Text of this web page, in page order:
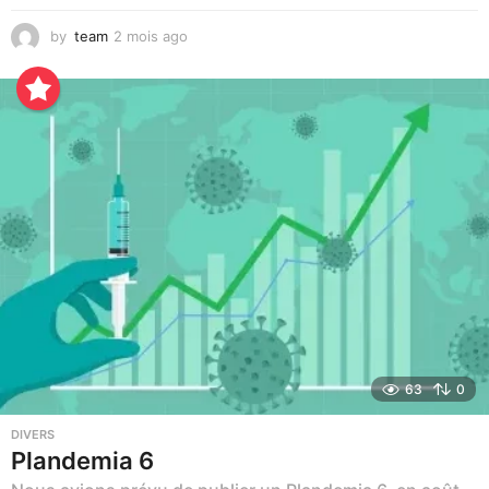
by team 2 mois ago
e
n
e
s
63 0
DIVERS
Plandemia 6